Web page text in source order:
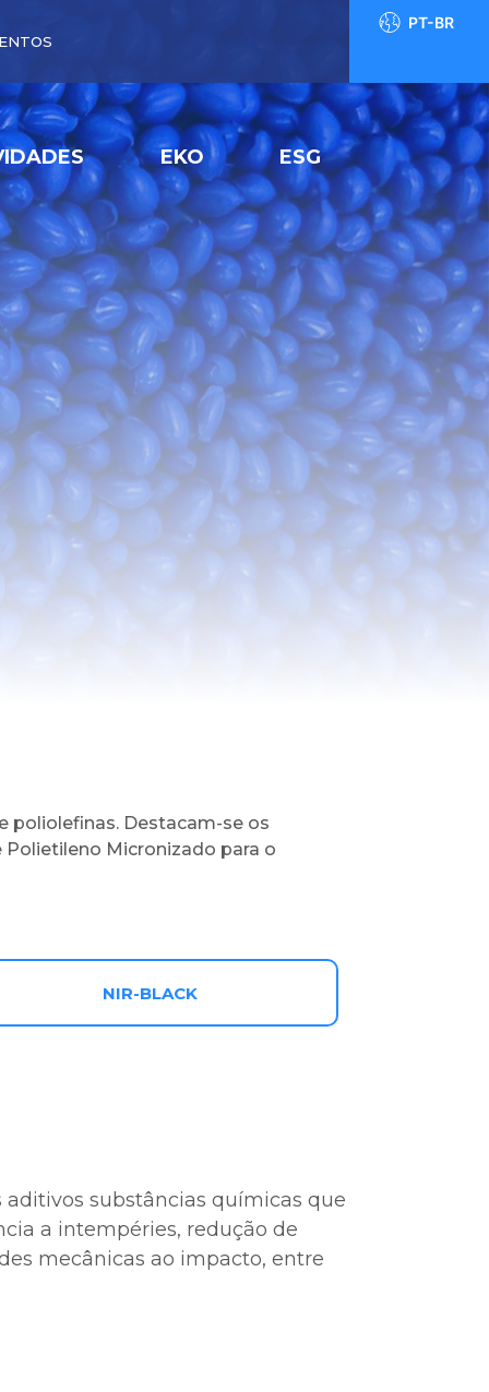
PT-BR
EKO ESG
poliolefinas. Destacam-se os
Micronizado para o
NIR-BLACK
substâncias químicas que
a intempéries, redução de
mecânicas ao impacto, entre